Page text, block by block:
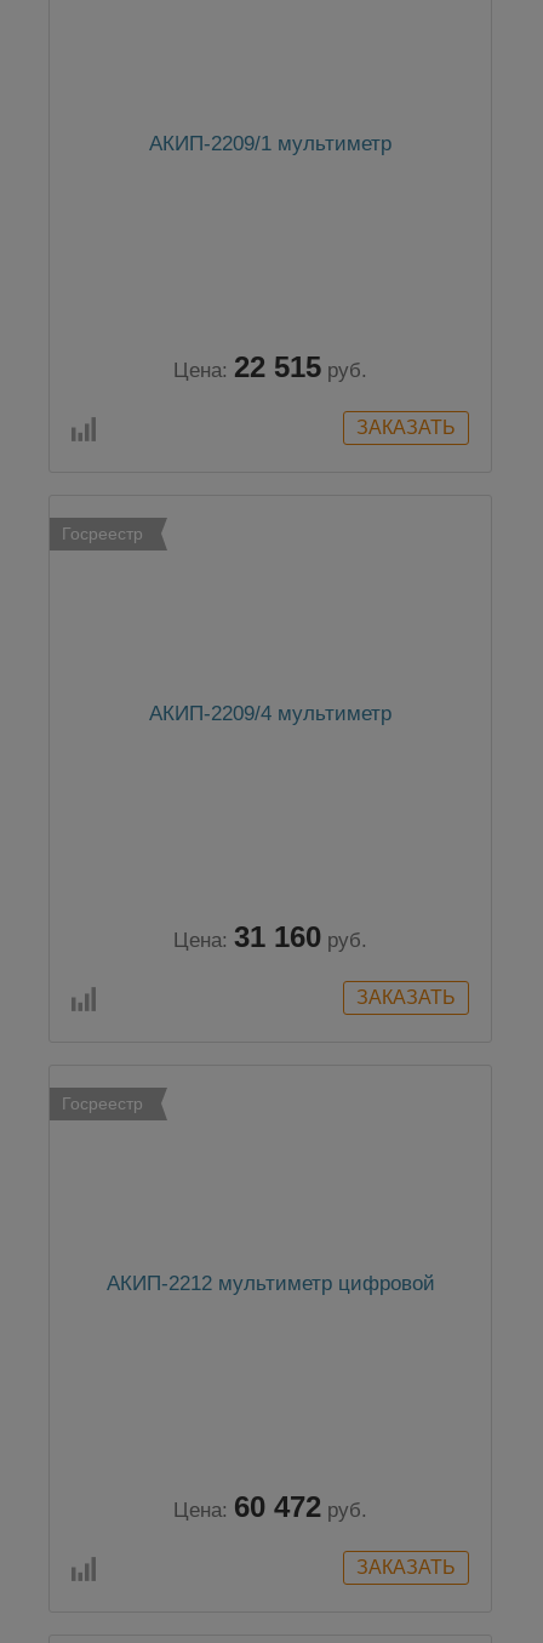
АКИП-2209/1 мультиметр
Цена: 22 515 руб.
Госреестр
АКИП-2209/4 мультиметр
Цена: 31 160 руб.
Госреестр
АКИП-2212 мультиметр цифровой
Цена: 60 472 руб.